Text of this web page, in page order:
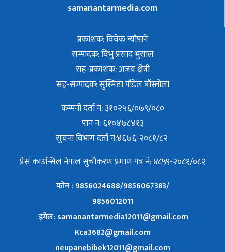
samanantarmedia.com
प्रकाशक: विवेक न्याैपाने
सम्पादक: विभु प्रसाद भुसाल
सह-प्रकाशक: अजय क्षेत्री
सह-सम्पादक: सुस्मिता पौडेल बाँस्तोला
कम्पनी दर्ता नं: ३१०२५६/०७९/०८०
पान नं: ६१०४७८४१३
सुचना विभाग दर्ता नं:४६७६-२०८१/८२
प्रेस काउन्सिल नेपाल सुचीकरण प्रमाण पत्र नं: ४८५९-२०८१/०८२
फोन : 9856024688/9856067383/
9856012011
इमेल: samanantarmedia12011@gmail.com
Kca3682@gmail.com
neupanebibek12011@gmail.com